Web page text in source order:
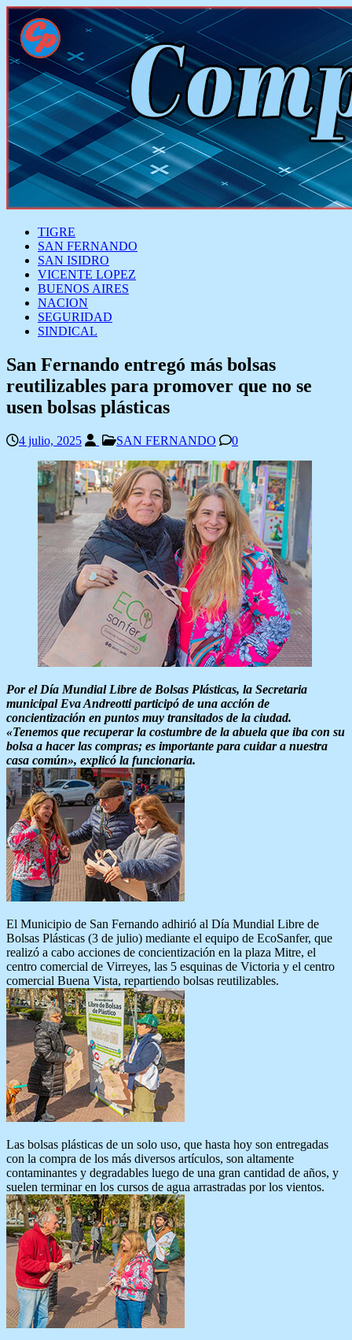
TIGRE
SAN FERNANDO
SAN ISIDRO
VICENTE LOPEZ
BUENOS AIRES
NACION
SEGURIDAD
SINDICAL
San Fernando entregó más bolsas
reutilizables para promover que no se
usen bolsas plásticas
4 julio, 2025 SAN FERNANDO 0
Por el Día Mundial Libre de Bolsas Plásticas, la Secretaria
municipal Eva Andreotti participó de una acción de
concientización en puntos muy transitados de la ciudad.
«Tenemos que recuperar la costumbre de la abuela que iba con su
bolsa a hacer las compras; es importante para cuidar a nuestra
casa común», explicó la funcionaria.
El Municipio de San Fernando adhirió al Día Mundial Libre de
Bolsas Plásticas (3 de julio) mediante el equipo de EcoSanfer, que
realizó a cabo acciones de concientización en la plaza Mitre, el
centro comercial de Virreyes, las 5 esquinas de Victoria y el centro
comercial Buena Vista, repartiendo bolsas reutilizables.
Las bolsas plásticas de un solo uso, que hasta hoy son entregadas
con la compra de los más diversos artículos, son altamente
contaminantes y degradables luego de una gran cantidad de años, y
suelen terminar en los cursos de agua arrastradas por los vientos.